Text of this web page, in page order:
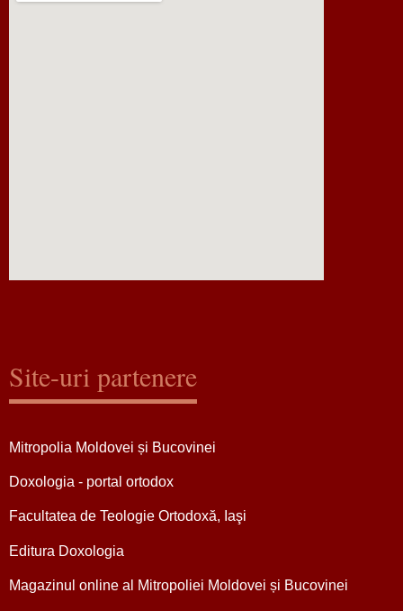
Site-uri partenere
Mitropolia Moldovei și Bucovinei
Doxologia - portal ortodox
Facultatea de Teologie Ortodoxă, Iaşi
Editura Doxologia
Magazinul online al Mitropoliei Moldovei și Bucovinei